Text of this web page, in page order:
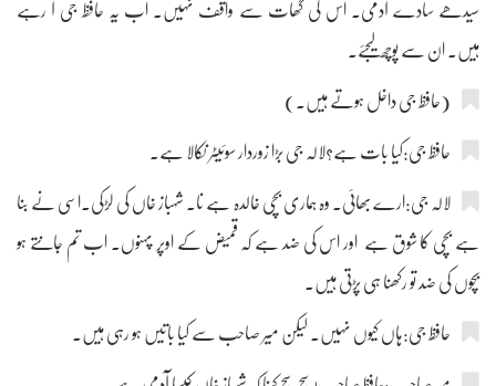
سیدھے سادے آدمی۔ اس کی گھات سے واقف نہیں۔ اب یہ حافظ جی آ رہے
ہیں۔ ان سے پوچھ لیجئے۔
(حافظ جی داخل ہوتے ہیں۔)
حافظ جی:کیا بات ہے؟لالہ جی بڑا زوردار سوئیٹر نکالا ہے۔
لالہ جی:ارے بھائی۔ وہ ہماری بچی خالدہ ہے نا۔ شہباز خاں کی لڑکی۔اسی نے بنا
ہے بچی کا شوق ہے اور اس کی ضد ہے کہ قمیض کے اوپر پہنوں۔ اب تم جانتے ہو
بچوں کی ضد تو رکھنا ہی پڑتی ہیں۔
حافظ جی:ہاں کیوں نہیں۔ لیکن میر صاحب سے کیا باتیں ہو رہی ہیں۔